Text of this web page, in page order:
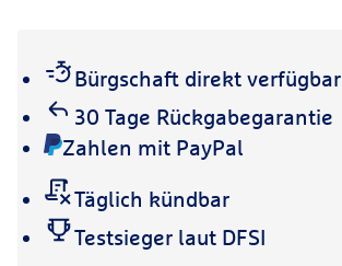
Bürgschaft direkt verfügbar
30 Tage Rückgabegarantie
Zahlen mit PayPal
Täglich kündbar
Testsieger laut DFSI